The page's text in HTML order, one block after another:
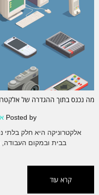
מה נכנס בתוך ההגדרה של
Posted by
אלקטרוניקה היא חלק בלתי
בבית ובמקום
קרא עוד